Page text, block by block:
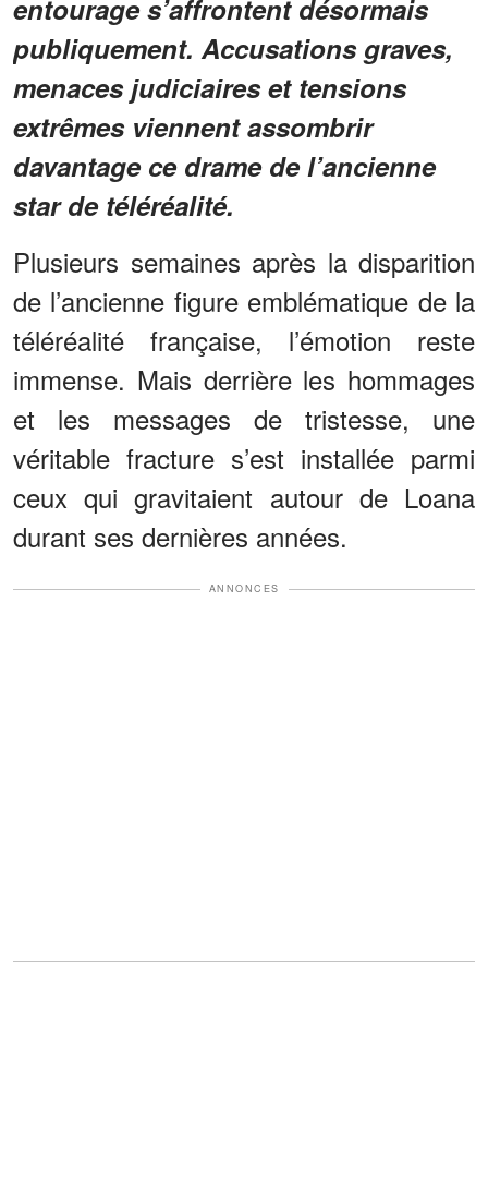
entourage s’affrontent désormais
publiquement. Accusations graves,
menaces judiciaires et tensions
extrêmes viennent assombrir
davantage ce drame de l’ancienne
star de téléréalité.
Plusieurs semaines après la disparition
de l’ancienne figure emblématique de la
téléréalité française, l’émotion reste
immense. Mais derrière les hommages
et les messages de tristesse, une
véritable fracture s’est installée parmi
ceux qui gravitaient autour de Loana
durant ses dernières années.
ANNONCES